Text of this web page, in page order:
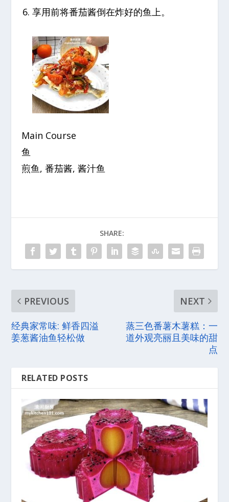
享用前将番茄酱倒在炸好的鱼上。
Main Course
鱼
煎鱼, 番茄酱, 酱汁鱼
SHARE:
PREVIOUS
经典家常味: 鲜香四溢
姜葱酱油鱼轻松做
NEXT
蒸三色番薯木薯糕：一
道外观亮丽且美味的甜
点
RELATED POSTS